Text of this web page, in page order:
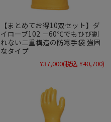
【まとめてお得10双セット】ダ
イローブ102 －60℃でもひび割
れない二重構造の防寒手袋 強固
なタイプ
¥37,000(税込 ¥40,700)